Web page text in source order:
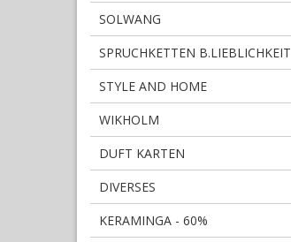
SOLWANG
SPRUCHKETTEN B.LIEBLICHKEIT
STYLE AND HOME
WIKHOLM
DUFT KARTEN
DIVERSES
KERAMINGA - 60%